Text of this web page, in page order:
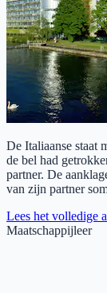
De Italiaanse staat
de bel had
partner. De
van zijn partner
Lees het volledige
Maatschappijleer